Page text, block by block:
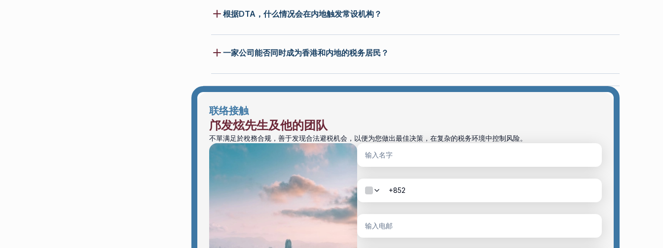
根据DTA，什么情况会在内地触发常设机构？
一家公司能否同时成为香港和内地的税务居民？
联络接触
邝发炫先生及他的团队
不單满足於稅務合规，善于发现合法避税机会，以便为您做出最佳决策，在复杂的税务环境中控制风险。